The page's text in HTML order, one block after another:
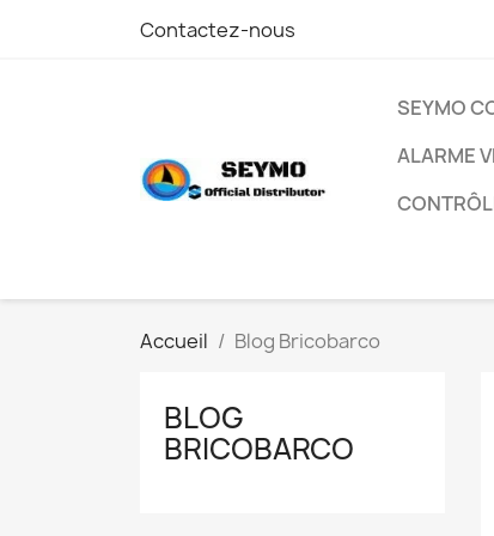
Contactez-nous
SEYMO
ALARME
Accueil Blog Bricobarco
BLOG
BRICOBARCO